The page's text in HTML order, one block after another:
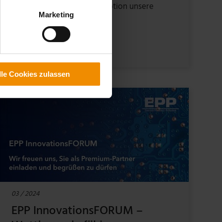
Marketing
Cookies zulassen
Bremst die Angst vor Disruption unsere
Branche? …
03 / 2024
EPP InnovationsFORUM –